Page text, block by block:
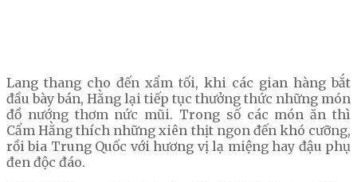
Lang thang cho đến xẩm tối, khi các gian hàng bắt
đầu bày bán, Hằng lại tiếp tục thưởng thức những món
đồ nướng thơm nức mũi. Trong số các món ăn thì
Cẩm Hằng thích những xiên thịt ngon đến khó cưỡng,
rồi bia Trung Quốc với hương vị lạ miệng hay đậu phụ
đen độc đáo.